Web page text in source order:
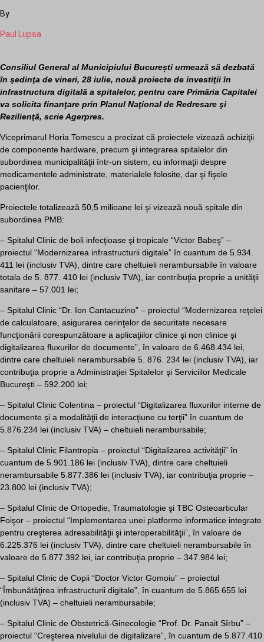
By
Paul Lupsa
Consiliul General al Municipiului București urmează să dezbată
în şedinţa de vineri, 28 iulie, nouă proiecte de investiţii în
infrastructura digitală a spitalelor, pentru care Primăria Capitalei
va solicita finanţare prin Planul Naţional de Redresare şi
Rezilienţă, scrie Agerpres.
Viceprimarul Horia Tomescu a precizat că proiectele vizează achiziţii
de componente hardware, precum şi integrarea spitalelor din
subordinea municipalităţii într-un sistem, cu informaţii despre
medicamentele administrate, materialele folosite, dar şi fişele
pacienţilor.
Proiectele totalizează 50,5 milioane lei şi vizează nouă spitale din
subordinea PMB:
– Spitalul Clinic de boli infecţioase şi tropicale “Victor Babeş” –
proiectul “Modernizarea infrastructurii digitale” în cuantum de 5.934.
411 lei (inclusiv TVA), dintre care cheltuieli nerambursabile în valoare
totala de 5. 877. 410 lei (inclusiv TVA), iar contribuţia proprie a unităţii
sanitare – 57.001 lei;
– Spitalul Clinic “Dr. Ion Cantacuzino” – proiectul “Modernizarea reţelei
de calculatoare, asigurarea cerinţelor de securitate necesare
funcţionării corespunzătoare a aplicaţiilor clinice şi non clinice şi
digitalizarea fluxurilor de documente”, în valoare de 6.468.434 lei,
dintre care cheltuieli nerambursabile 5. 876. 234 lei (inclusiv TVA), iar
contribuţia proprie a Administraţiei Spitalelor şi Serviciilor Medicale
Bucureşti – 592.200 lei;
– Spitalul Clinic Colentina – proiectul “Digitalizarea fluxurilor interne de
documente şi a modalităţii de interacţiune cu terţii” în cuantum de
5.876.234 lei (inclusiv TVA) – cheltuieli nerambursabile;
– Spitalul Clinic Filantropia – proiectul “Digitalizarea activităţii” în
cuantum de 5.901.186 lei (inclusiv TVA), dintre care cheltuieli
nerambursabile 5.877.386 lei (inclusiv TVA), iar contribuţia proprie –
23.800 lei (inclusiv TVA);
– Spitalul Clinic de Ortopedie, Traumatologie şi TBC Osteoarticular
Foişor – proiectul “Implementarea unei platforme informatice integrate
pentru creşterea adresabilităţii şi interoperabilităţii”, în valoare de
6.225.376 lei (inclusiv TVA), dintre care cheltuieli nerambursabile în
valoare de 5.877.392 lei, iar contribuţia proprie – 347.984 lei;
– Spitalul Clinic de Copii “Doctor Victor Gomoiu” – proiectul
“Îmbunătăţirea infrastructurii digitale”, în cuantum de 5.865.655 lei
(inclusiv TVA) – cheltuieli nerambursabile;
– Spitalul Clinic de Obstetrică-Ginecologie “Prof. Dr. Panait Sîrbu” –
proiectul “Creşterea nivelului de digitalizare”, în cuantum de 5.877.410